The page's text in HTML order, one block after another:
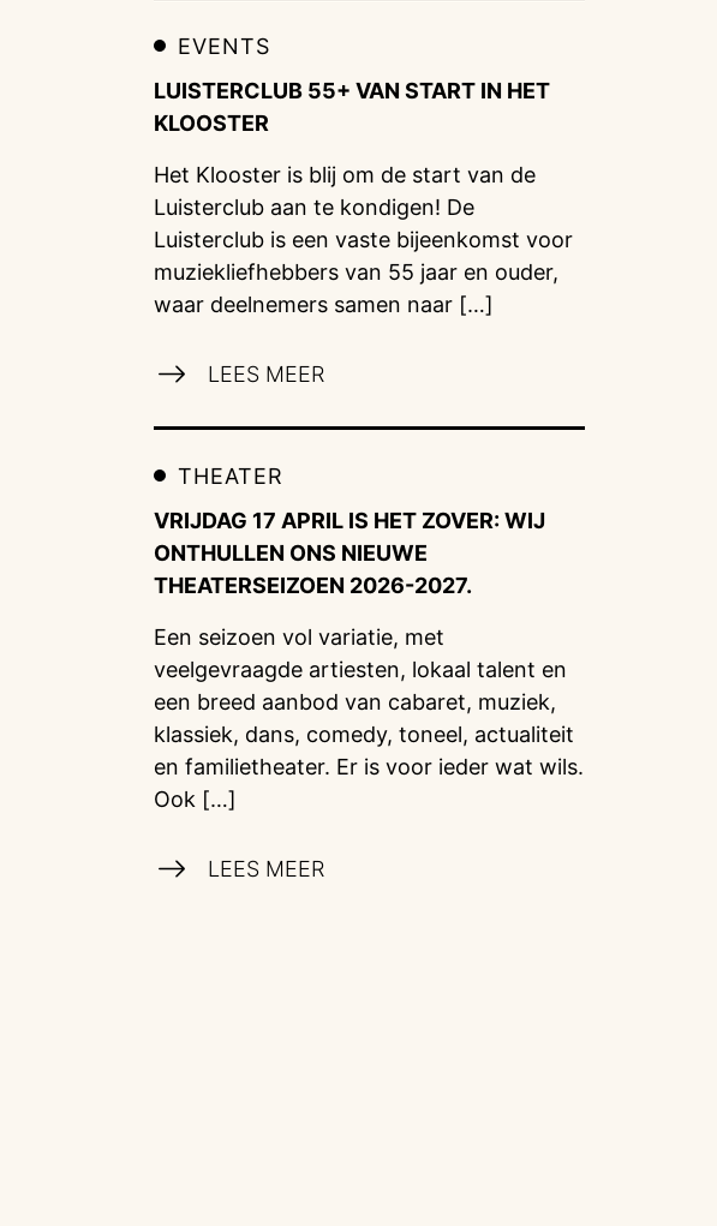
EVENTS
LUISTERCLUB 55+ VAN START IN HET
KLOOSTER
Het Klooster is blij om de start van de
Luisterclub aan te kondigen! De
Luisterclub is een vaste bijeenkomst voor
muziekliefhebbers van 55 jaar en ouder,
waar deelnemers samen naar […]
LEES MEER
THEATER
VRIJDAG 17 APRIL IS HET ZOVER: WIJ
ONTHULLEN ONS NIEUWE
THEATERSEIZOEN 2026-2027.
Een seizoen vol variatie, met
veelgevraagde artiesten, lokaal talent en
een breed aanbod van cabaret, muziek,
klassiek, dans, comedy, toneel, actualiteit
en familietheater. Er is voor ieder wat wils.
Ook […]
LEES MEER